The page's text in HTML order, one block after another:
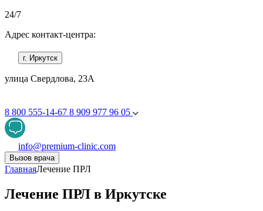
24/7
Адрес контакт-центра:
г. Иркутск
улица Свердлова, 23А
8 800 555-14-67 8 909 977 96 05
info@premium-clinic.com
Вызов врача
ГлавнаяЛечение ПРЛ
Лечение ПРЛ в Иркутске